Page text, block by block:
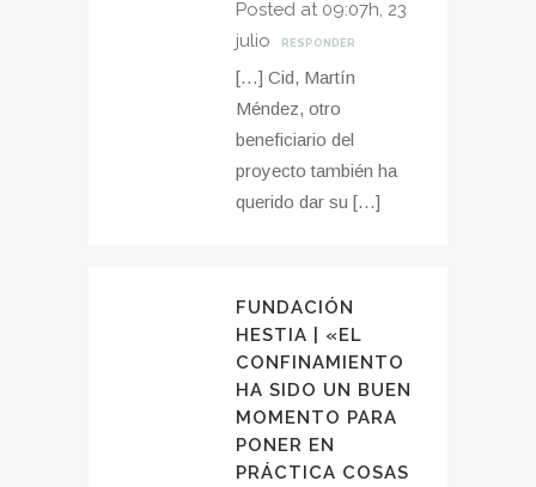
Posted at 09:07h, 23
julio
RESPONDER
[…] Cid, Martín
Méndez, otro
beneficiario del
proyecto también ha
querido dar su […]
FUNDACIÓN
HESTIA | «EL
CONFINAMIENTO
HA SIDO UN BUEN
MOMENTO PARA
PONER EN
PRÁCTICA COSAS